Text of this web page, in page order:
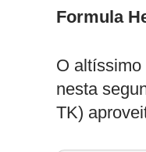
Formula
O
nesta
TK)